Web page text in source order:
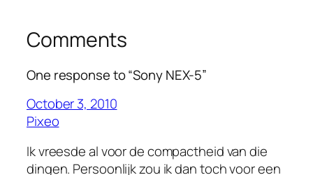
Comments
One response to “Sony NEX-5”
October 3, 2010
Pixeo
Ik vreesde al voor de compactheid van die
dingen. Persoonlijk zou ik dan toch voor een